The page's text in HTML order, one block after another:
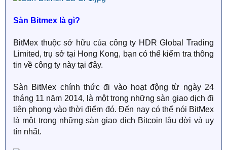
Sàn Bitmex là gì?
BitMex thuộc sở hữu của công ty HDR Global Trading
Limited, trụ sở tại Hong Kong, bạn có thể kiểm tra thông
tin về công ty này tại đây.
Sàn BitMex chính thức đi vào hoạt động từ ngày 24
tháng 11 năm 2014, là một trong những sàn giao dịch đi
tiên phong vào thời điểm đó. Đến nay có thể nói BitMex
là một trong những sàn giao dịch Bitcoin lâu đời và uy
tín nhất.